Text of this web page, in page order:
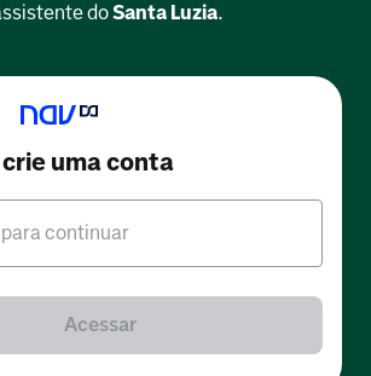
doSanta Luzia.
uma conta
para continuar
Acessar